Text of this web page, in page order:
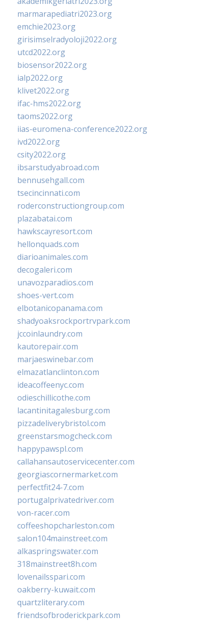
marmarapediatri2023.org
emchie2023.org
girisimselradyoloji2022.org
utcd2022.org
biosensor2022.org
ialp2022.org
klivet2022.org
ifac-hms2022.org
taoms2022.org
iias-euromena-conference2022.org
ivd2022.org
csity2022.org
ibsarstudyabroad.com
bennusehgall.com
tsecincinnati.com
roderconstructiongroup.com
plazabatai.com
hawkscayresort.com
hellonquads.com
diarioanimales.com
decogaleri.com
unavozparadios.com
shoes-vert.com
elbotanicopanama.com
shadyoaksrockportrvpark.com
jccoinlaundry.com
kautorepair.com
marjaeswinebar.com
elmazatlanclinton.com
ideacoffeenyc.com
odieschillicothe.com
lacantinitagalesburg.com
pizzadeliverybristol.com
greenstarsmogcheck.com
happypawspl.com
callahansautoservicecenter.com
georgiascornermarket.com
perfectfit24-7.com
portugalprivatedriver.com
von-racer.com
coffeeshopcharleston.com
salon104mainstreet.com
alkaspringswater.com
318mainstreet8h.com
lovenailsspari.com
oakberry-kuwait.com
quartzliterary.com
friendsofbroderickpark.com